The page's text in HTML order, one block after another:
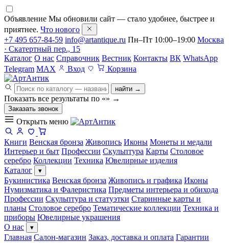
Объявление Мы обновили сайт — стало удобнее, быстрее и
приятнее. Что нового
+7 495 657-84-59 info@artantique.ru Пн–Пт 10:00–19:00 Москва
· Скатертный пер., 15
Каталог О нас Справочник Вестник Контакты ВК WhatsApp
Telegram MAX Вход Корзина
найти →
Показать все результаты по «» →
Заказать звонок
Открыть меню
Книги Венская бронза Живопись Иконы Монеты и медали
Интерьер и быт Профессии Скульптура Карты Столовое
серебро Коллекции Техника Ювелирные изделия
Каталог
▾
Букинистика Венская бронза Живопись и графика Иконы
Нумизматика и Фалеристика Предметы интерьера и обихода
Профессии Скульптура и статуэтки Старинные карты и
планы Столовое серебро Тематические коллекции Техника и
приборы Ювелирные украшения
О нас
▾
Главная Салон-магазин Заказ, доставка и оплата Гарантии